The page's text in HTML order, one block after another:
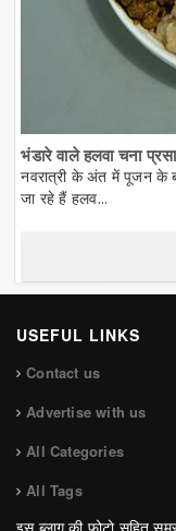
भंडारे वाले हलवा चना
नवरात्री के अंत में पूजन के
जा रहे हैं हलव...
USEFUL LINKS
Contact us
Advertise with us
All Categories
All Tags